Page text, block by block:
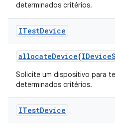
determinados critérios.
ITestDevice
allocateDevice(IDevice
Solicite um dispositivo para
determinados critérios.
ITestDevice